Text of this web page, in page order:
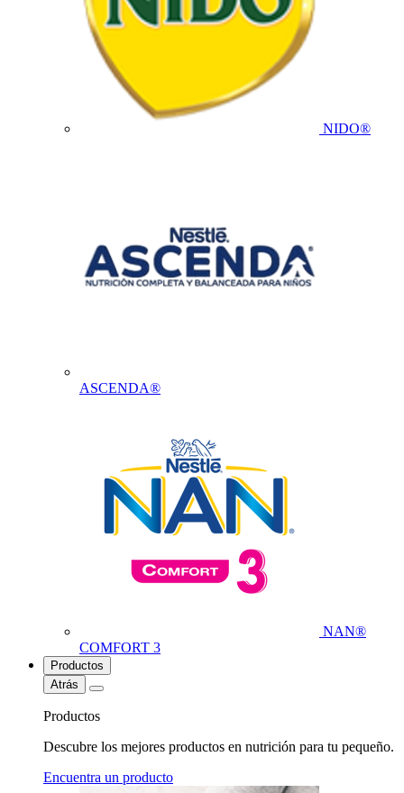
NIDO®
ASCENDA®
NAN®
COMFORT 3
Productos
Atrás
Productos
Descubre los mejores productos en nutrición para tu pequeño.
Encuentra un producto